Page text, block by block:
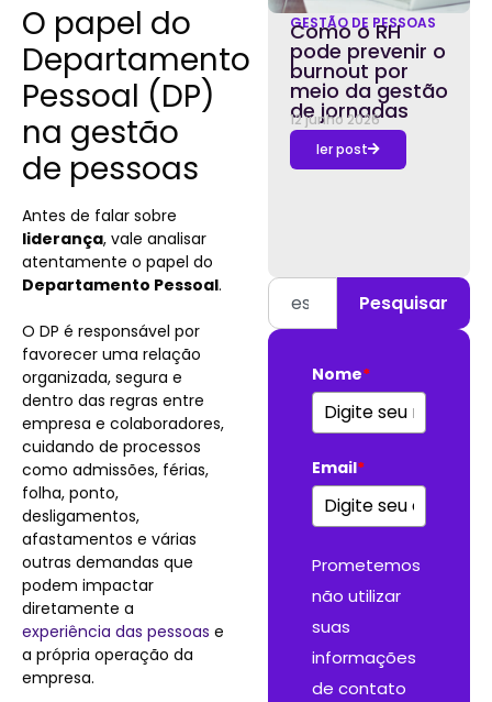
O papel do
Departamento
Pessoal (DP)
na gestão
de pessoas
Antes de falar sobre
liderança, vale analisar
atentamente o papel do
Departamento Pessoal.
O DP é responsável por
favorecer uma relação
organizada, segura e
dentro das regras entre
empresa e colaboradores,
cuidando de processos
como admissões, férias,
folha, ponto,
desligamentos,
afastamentos e várias
outras demandas que
podem impactar
diretamente a
experiência das pessoas e
a própria operação da
empresa.
GESTÃO DE PESSOAS
Como o RH
pode prevenir o
burnout por
meio da gestão
de jornadas
12 junho 2026
ler post
Pesquisar
Nome*
Email*
Prometemos
não utilizar
suas
informações
de contato